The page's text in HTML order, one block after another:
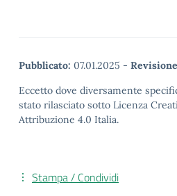
Pubblicato: 07.01.2025 -
Eccetto dove diversamente
stato rilasciato sotto Licenza
Attribuzione 4.0 Italia.
Stampa / Condividi